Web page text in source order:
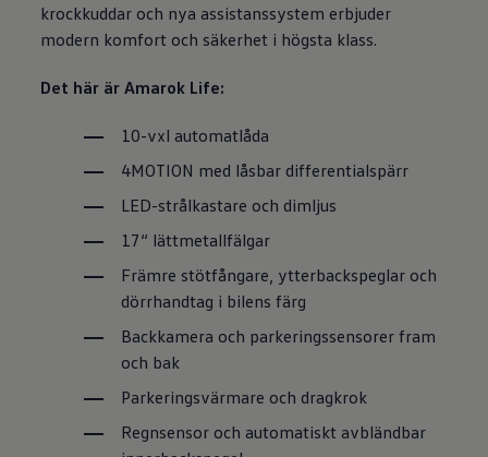
krockkuddar och nya assistanssystem erbjuder
modern komfort och säkerhet i högsta klass.
Det här är Amarok Life:
10-vxl automatlåda
4MOTION med låsbar differentialspärr
LED-strålkastare och dimljus
17“ lättmetallfälgar
Främre stötfångare, ytterbackspeglar och
dörrhandtag i bilens färg
Backkamera och parkeringssensorer fram
och bak
Parkeringsvärmare och dragkrok
Regnsensor och automatiskt avbländbar